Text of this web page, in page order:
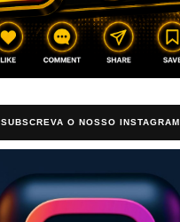
SUBSCREVA O NOSSO INSTAGRAM